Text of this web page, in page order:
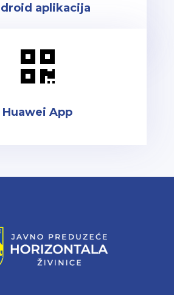
aplikacija

Huawei App